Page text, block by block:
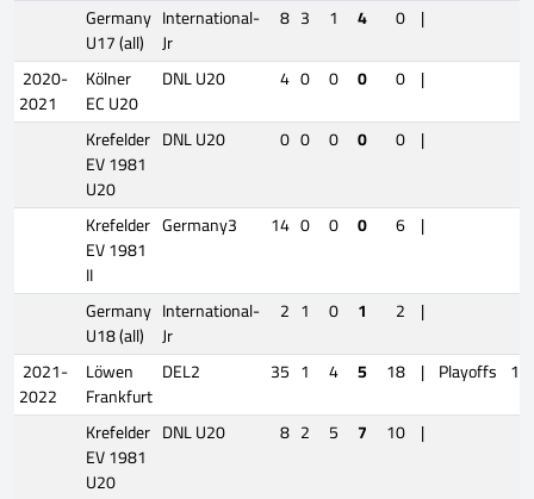
Germany
U17 (all)
International-
Jr
8 3 1 4 0 |
2020-
2021
Kölner
EC U20
DNL U20 4 0 0 0 0 |
Krefelder
EV 1981
U20
DNL U20 0 0 0 0 0 |
Krefelder
EV 1981
II
Germany3 14 0 0 0 6 |
Germany
U18 (all)
International-
Jr
2 1 0 1 2 |
2021-
2022
Löwen
Frankfurt
DEL2 35 1 4 5 18 | Playoffs 11
Krefelder
EV 1981
U20
DNL U20 8 2 5 7 10 |